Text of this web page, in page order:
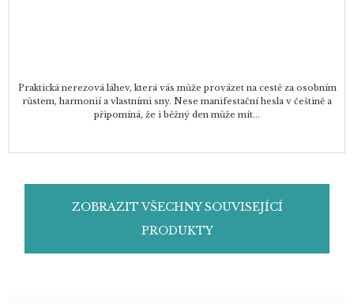
Praktická nerezová láhev, která vás může provázet na cestě za osobním
růstem, harmonií a vlastními sny. Nese manifestační hesla v češtině a
připomíná, že i běžný den může mít...
ZOBRAZIT VŠECHNY SOUVISEJÍCÍ
PRODUKTY